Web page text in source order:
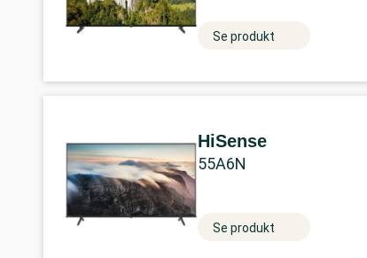
Se produkt
HiSense
55A6N
Se produkt